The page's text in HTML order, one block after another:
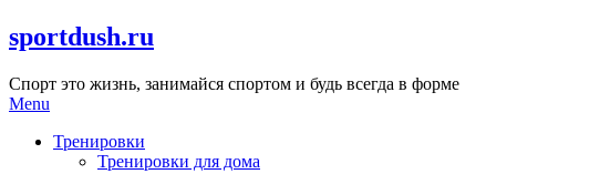
Skip
to
sportdush.ru
Спорт это жизнь, занимайся спортом и будь всегда в форме
Menu
Тренировки
Тренировки для дома